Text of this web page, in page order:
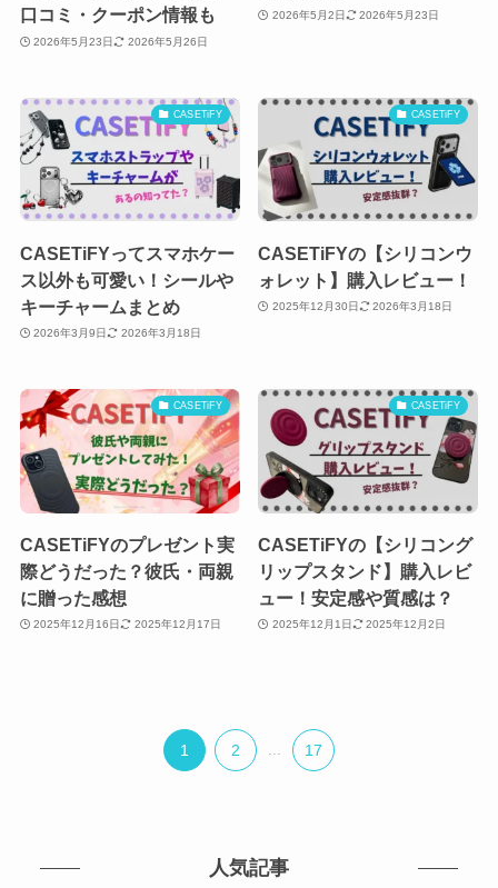
口コミ・クーポン情報も
2026年5月23日 2026年5月26日
2026年5月2日 2026年5月23日
CASETiFY
CASETiFYってスマホケー
ス以外も可愛い！シールや
キーチャームまとめ
2026年3月9日 2026年3月18日
CASETiFY
CASETiFYの【シリコンウ
ォレット】購入レビュー！
2025年12月30日 2026年3月18日
CASETiFY
CASETiFYのプレゼント実
際どうだった？彼氏・両親
に贈った感想
2025年12月16日 2025年12月17日
CASETiFY
CASETiFYの【シリコング
リップスタンド】購入レビ
ュー！安定感や質感は？
2025年12月1日 2025年12月2日
1 2 17
人気記事